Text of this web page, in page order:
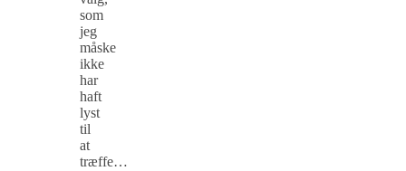
som
jeg
måske
ikke
har
haft
lyst
til
at
træffe…